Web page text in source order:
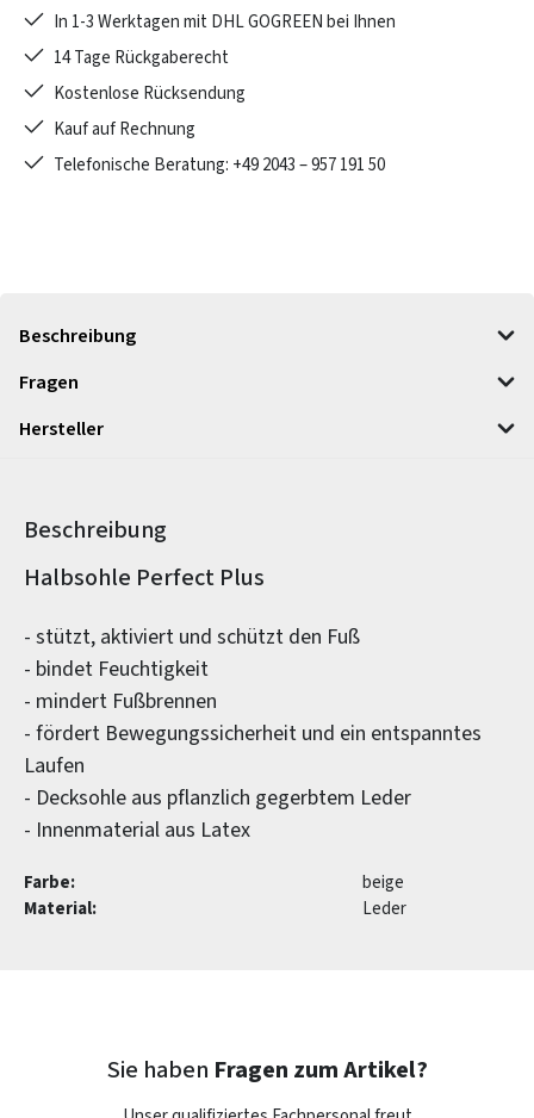
In 1-3 Werktagen mit DHL GOGREEN bei Ihnen
14 Tage Rückgaberecht
Kostenlose Rücksendung
Kauf auf Rechnung
Telefonische Beratung: +49 2043 – 957 191 50
Beschreibung
Fragen
Hersteller
Beschreibung
Produktinformationen
Halbsohle Perfect Plus
- stützt, aktiviert und schützt den Fuß
- bindet Feuchtigkeit
- mindert Fußbrennen
- fördert Bewegungssicherheit und ein entspanntes
Laufen
- Decksohle aus pflanzlich gegerbtem Leder
- Innenmaterial aus Latex
Farbe:
beige
Material:
Leder
Sie haben Fragen zum Artikel?